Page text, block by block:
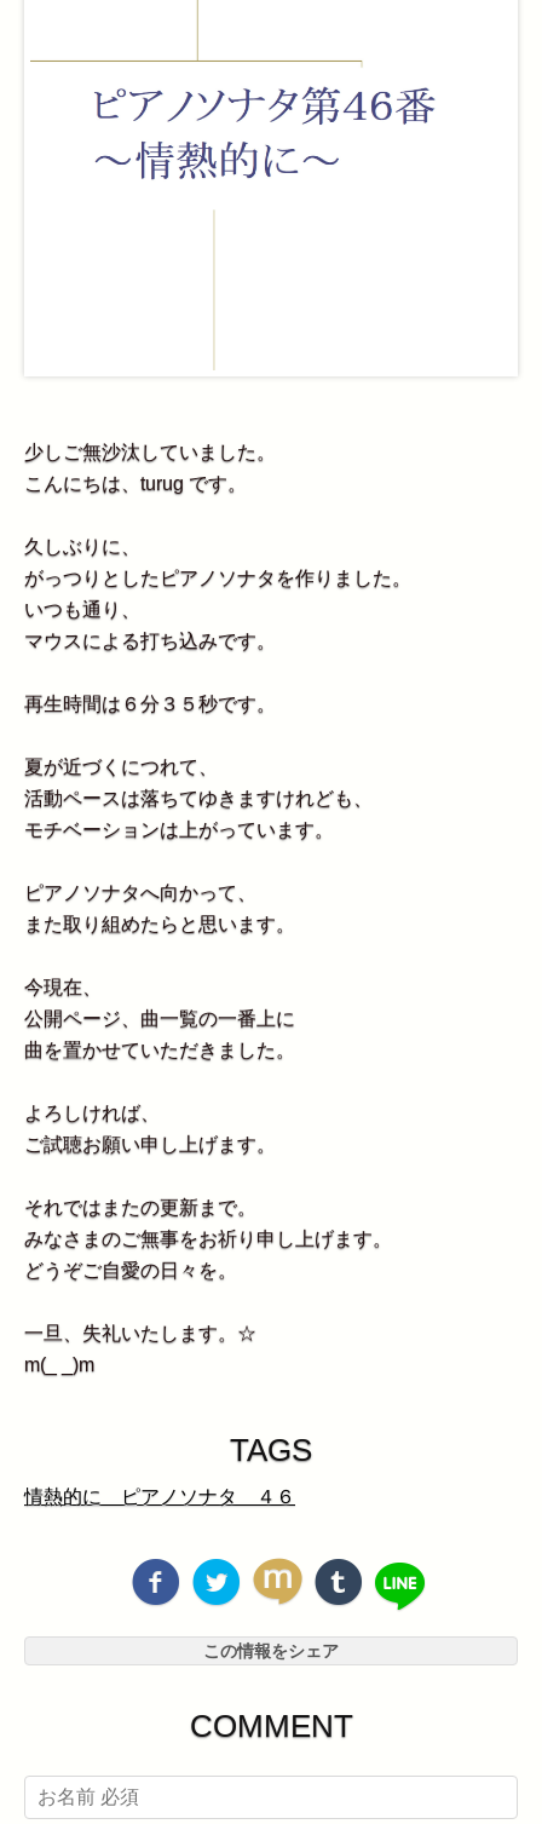
少しご無沙汰していました。
こんにちは、turug です。
久しぶりに、
がっつりとしたピアノソナタを作りました。
いつも通り、
マウスによる打ち込みです。
再生時間は６分３５秒です。
夏が近づくにつれて、
活動ペースは落ちてゆきますけれども、
モチベーションは上がっています。
ピアノソナタへ向かって、
また取り組めたらと思います。
今現在、
公開ページ、曲一覧の一番上に
曲を置かせていただきました。
よろしければ、
ご試聴お願い申し上げます。
それではまたの更新まで。
みなさまのご無事をお祈り申し上げます。
どうぞご自愛の日々を。
一旦、失礼いたします。☆
m(_ _)m
TAGS
情熱的に ピアノソナタ ４６
この情報をシェア
COMMENT